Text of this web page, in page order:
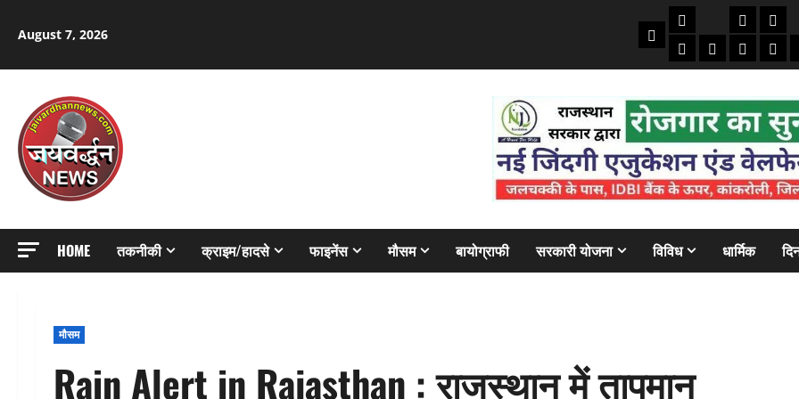
August 7, 2026 Home
तकनीकी
ऑटो
मोबाइल
क्राइम/
अजबबैंक
HOME तकनीकी क्राइम/हादसे फाइनेंस मौसम बायोग्राफी सरकारी योजना विविध धार्मिक
मौसम
Rain Alert in Rajasthan : राजस्थान में तापमान